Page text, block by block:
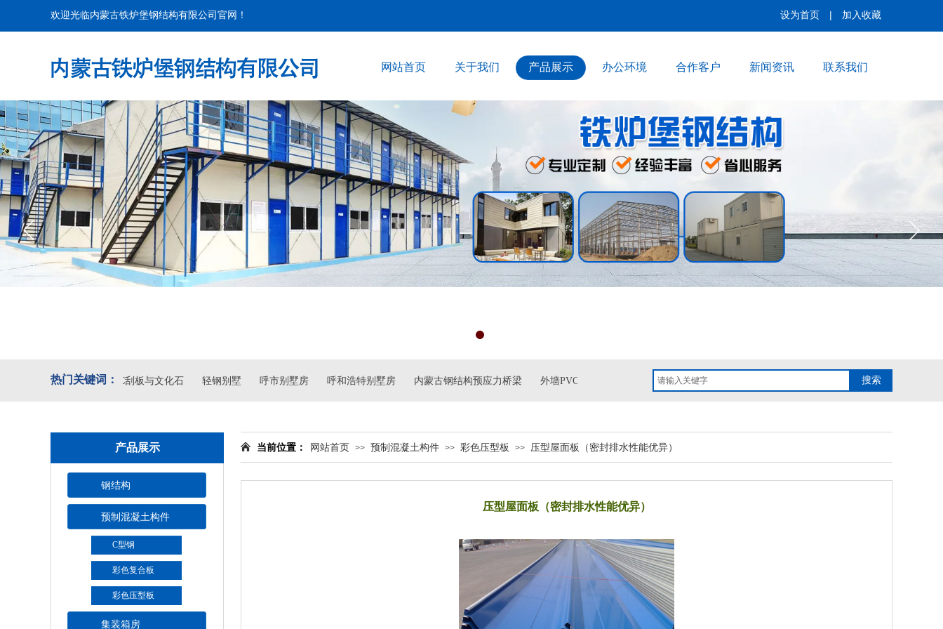
设为首页 | 加入收藏
欢迎光临内蒙古铁炉堡钢结构有限公司官网！
网站首页 关于我们 产品展示 办公环境 合作客户 新闻资讯 联系我们
外墙PVC刮板与文化石 轻钢别墅 呼市别墅房 呼和浩特别墅房 内蒙古钢结构预应力桥梁 外墙PVC刮板与文化石 轻钢别墅 内蒙古钢结构预
热门关键词： 搜索
压型屋面板（密封排水性能优异）
钢结构
预制混凝土构件
C型钢
彩色复合板
彩色压型板
集装箱房
产品展示 当前位置： 网站首页 >> 预制混凝土构件 >> 彩色压型板 >> 压型屋面板（密封排水性能优异）